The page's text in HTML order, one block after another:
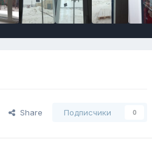
Share Подписчики 0